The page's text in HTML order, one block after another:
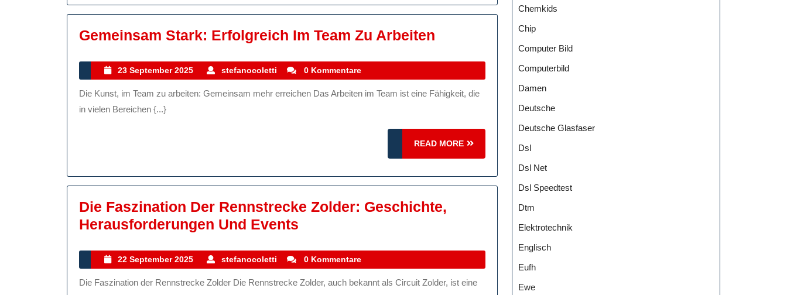
Gemeinsam Stark: Erfolgreich Im Team Zu Arbeiten
Im
Arbeiten
23 September 2025
23
September
2025
stefanocoletti stefanocoletti
0 Kommentare
Die Kunst, im Team zu arbeiten: Gemeinsam mehr erreichen Das Arbeiten im Team ist eine Fähigkeit, die
in vielen Bereichen {...}
READ MORE
READ
MORE
Die Faszination Der Rennstrecke Zolder: Geschichte,
Herausforderungen Und Events
Der
Rennstrecke
22 September 2025
22
September
2025
stefanocoletti stefanocoletti
0 Kommentare
Die Faszination der Rennstrecke Zolder Die Rennstrecke Zolder, auch bekannt als Circuit Zolder, ist eine
Chemkids
Chip
Computer Bild
Computerbild
Damen
Deutsche
Deutsche Glasfaser
Dsl
Dsl Net
Dsl Speedtest
Dtm
Elektrotechnik
Englisch
Eufh
Ewe